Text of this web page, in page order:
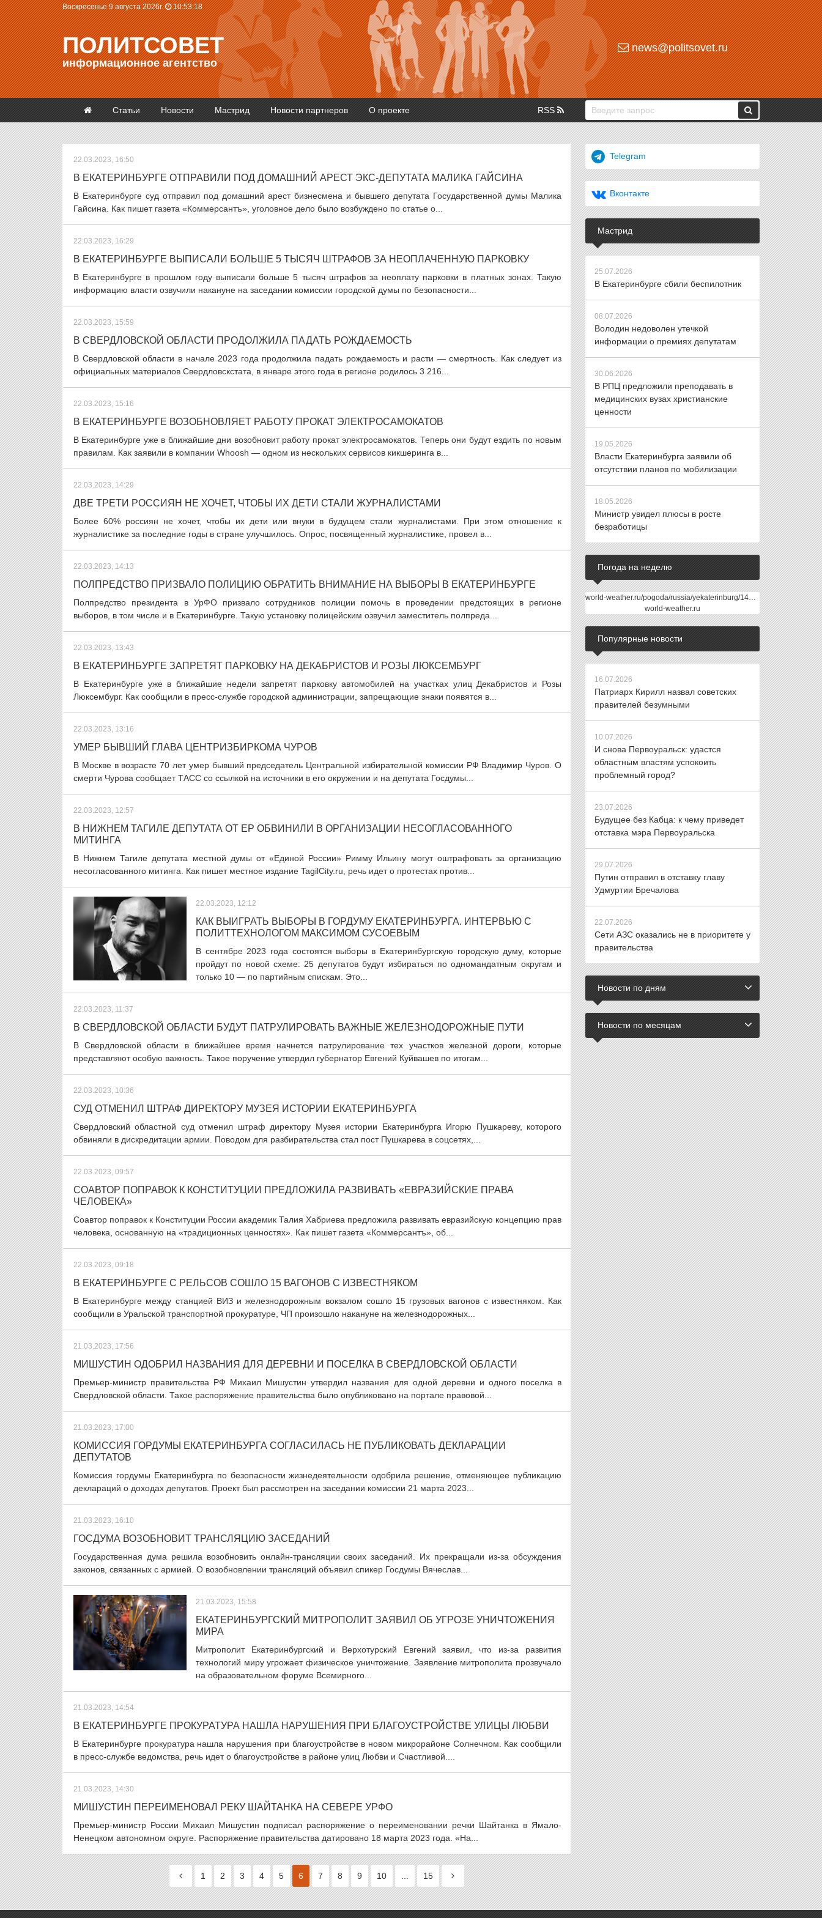
Воскресенье 9 августа 2026г. 10:53:19
ПОЛИТСОВЕТ
информационное агентство
news@politsovet.ru
Статьи Новости Мастрид Новости партнеров О проекте RSS
22.03.2023, 16:50
В ЕКАТЕРИНБУРГЕ ОТПРАВИЛИ ПОД ДОМАШНИЙ АРЕСТ ЭКС-ДЕПУТАТА МАЛИКА ГАЙСИНА
В Екатеринбурге суд отправил под домашний арест бизнесмена и бывшего депутата Государственной думы Малика
Гайсина. Как пишет газета «Коммерсантъ», уголовное дело было возбуждено по статье о...
22.03.2023, 16:29
В ЕКАТЕРИНБУРГЕ ВЫПИСАЛИ БОЛЬШЕ 5 ТЫСЯЧ ШТРАФОВ ЗА НЕОПЛАЧЕННУЮ ПАРКОВКУ
В Екатеринбурге в прошлом году выписали больше 5 тысяч штрафов за неоплату парковки в платных зонах. Такую
информацию власти озвучили накануне на заседании комиссии городской думы по безопасности...
22.03.2023, 15:59
В СВЕРДЛОВСКОЙ ОБЛАСТИ ПРОДОЛЖИЛА ПАДАТЬ РОЖДАЕМОСТЬ
В Свердловской области в начале 2023 года продолжила падать рождаемость и расти — смертность. Как следует из
официальных материалов Свердловскстата, в январе этого года в регионе родилось 3 216...
22.03.2023, 15:16
В ЕКАТЕРИНБУРГЕ ВОЗОБНОВЛЯЕТ РАБОТУ ПРОКАТ ЭЛЕКТРОСАМОКАТОВ
В Екатеринбурге уже в ближайшие дни возобновит работу прокат электросамокатов. Теперь они будут ездить по новым
правилам. Как заявили в компании Whoosh — одном из нескольких сервисов кикшеринга в...
22.03.2023, 14:29
ДВЕ ТРЕТИ РОССИЯН НЕ ХОЧЕТ, ЧТОБЫ ИХ ДЕТИ СТАЛИ ЖУРНАЛИСТАМИ
Более 60% россиян не хочет, чтобы их дети или внуки в будущем стали журналистами. При этом отношение к
журналистике за последние годы в стране улучшилось. Опрос, посвященный журналистике, провел в...
22.03.2023, 14:13
ПОЛПРЕДСТВО ПРИЗВАЛО ПОЛИЦИЮ ОБРАТИТЬ ВНИМАНИЕ НА ВЫБОРЫ В ЕКАТЕРИНБУРГЕ
Полпредство президента в УрФО призвало сотрудников полиции помочь в проведении предстоящих в регионе
выборов, в том числе и в Екатеринбурге. Такую установку полицейским озвучил заместитель полпреда...
22.03.2023, 13:43
В ЕКАТЕРИНБУРГЕ ЗАПРЕТЯТ ПАРКОВКУ НА ДЕКАБРИСТОВ И РОЗЫ ЛЮКСЕМБУРГ
В Екатеринбурге уже в ближайшие недели запретят парковку автомобилей на участках улиц Декабристов и Розы
Люксембург. Как сообщили в пресс-службе городской администрации, запрещающие знаки появятся в...
22.03.2023, 13:16
УМЕР БЫВШИЙ ГЛАВА ЦЕНТРИЗБИРКОМА ЧУРОВ
В Москве в возрасте 70 лет умер бывший председатель Центральной избирательной комиссии РФ Владимир Чуров. О
смерти Чурова сообщает ТАСС со ссылкой на источники в его окружении и на депутата Госдумы...
22.03.2023, 12:57
В НИЖНЕМ ТАГИЛЕ ДЕПУТАТА ОТ ЕР ОБВИНИЛИ В ОРГАНИЗАЦИИ НЕСОГЛАСОВАННОГО
МИТИНГА
В Нижнем Тагиле депутата местной думы от «Единой России» Римму Ильину могут оштрафовать за организацию
несогласованного митинга. Как пишет местное издание TagilCity.ru, речь идет о протестах против...
22.03.2023, 12:12
КАК ВЫИГРАТЬ ВЫБОРЫ В ГОРДУМУ ЕКАТЕРИНБУРГА. ИНТЕРВЬЮ С
ПОЛИТТЕХНОЛОГОМ МАКСИМОМ СУСОЕВЫМ
В сентябре 2023 года состоятся выборы в Екатеринбургскую городскую думу, которые
пройдут по новой схеме: 25 депутатов будут избираться по одномандатным округам и
только 10 — по партийным спискам. Это...
22.03.2023, 11:37
В СВЕРДЛОВСКОЙ ОБЛАСТИ БУДУТ ПАТРУЛИРОВАТЬ ВАЖНЫЕ ЖЕЛЕЗНОДОРОЖНЫЕ ПУТИ
В Свердловской области в ближайшее время начнется патрулирование тех участков железной дороги, которые
представляют особую важность. Такое поручение утвердил губернатор Евгений Куйвашев по итогам...
22.03.2023, 10:36
СУД ОТМЕНИЛ ШТРАФ ДИРЕКТОРУ МУЗЕЯ ИСТОРИИ ЕКАТЕРИНБУРГА
Свердловский областной суд отменил штраф директору Музея истории Екатеринбурга Игорю Пушкареву, которого
обвиняли в дискредитации армии. Поводом для разбирательства стал пост Пушкарева в соцсетях,...
22.03.2023, 09:57
СОАВТОР ПОПРАВОК К КОНСТИТУЦИИ ПРЕДЛОЖИЛА РАЗВИВАТЬ «ЕВРАЗИЙСКИЕ ПРАВА
ЧЕЛОВЕКА»
Соавтор поправок к Конституции России академик Талия Хабриева предложила развивать евразийскую концепцию прав
человека, основанную на «традиционных ценностях». Как пишет газета «Коммерсантъ», об...
22.03.2023, 09:18
В ЕКАТЕРИНБУРГЕ С РЕЛЬСОВ СОШЛО 15 ВАГОНОВ С ИЗВЕСТНЯКОМ
В Екатеринбурге между станцией ВИЗ и железнодорожным вокзалом сошло 15 грузовых вагонов с известняком. Как
сообщили в Уральской транспортной прокуратуре, ЧП произошло накануне на железнодорожных...
21.03.2023, 17:56
МИШУСТИН ОДОБРИЛ НАЗВАНИЯ ДЛЯ ДЕРЕВНИ И ПОСЕЛКА В СВЕРДЛОВСКОЙ ОБЛАСТИ
Премьер-министр правительства РФ Михаил Мишустин утвердил названия для одной деревни и одного поселка в
Свердловской области. Такое распоряжение правительства было опубликовано на портале правовой...
21.03.2023, 17:00
КОМИССИЯ ГОРДУМЫ ЕКАТЕРИНБУРГА СОГЛАСИЛАСЬ НЕ ПУБЛИКОВАТЬ ДЕКЛАРАЦИИ
ДЕПУТАТОВ
Комиссия гордумы Екатеринбурга по безопасности жизнедеятельности одобрила решение, отменяющее публикацию
деклараций о доходах депутатов. Проект был рассмотрен на заседании комиссии 21 марта 2023...
21.03.2023, 16:10
ГОСДУМА ВОЗОБНОВИТ ТРАНСЛЯЦИЮ ЗАСЕДАНИЙ
Государственная дума решила возобновить онлайн-трансляции своих заседаний. Их прекращали из-за обсуждения
законов, связанных с армией. О возобновлении трансляций объявил спикер Госдумы Вячеслав...
21.03.2023, 15:58
ЕКАТЕРИНБУРГСКИЙ МИТРОПОЛИТ ЗАЯВИЛ ОБ УГРОЗЕ УНИЧТОЖЕНИЯ
МИРА
Митрополит Екатеринбургский и Верхотурский Евгений заявил, что из-за развития
технологий миру угрожает физическое уничтожение. Заявление митрополита прозвучало
на образовательном форуме Всемирного...
21.03.2023, 14:54
В ЕКАТЕРИНБУРГЕ ПРОКУРАТУРА НАШЛА НАРУШЕНИЯ ПРИ БЛАГОУСТРОЙСТВЕ УЛИЦЫ ЛЮБВИ
В Екатеринбурге прокуратура нашла нарушения при благоустройстве в новом микрорайоне Солнечном. Как сообщили
в пресс-службе ведомства, речь идет о благоустройстве в районе улиц Любви и Счастливой....
21.03.2023, 14:30
МИШУСТИН ПЕРЕИМЕНОВАЛ РЕКУ ШАЙТАНКА НА СЕВЕРЕ УРФО
Премьер-министр России Михаил Мишустин подписал распоряжение о переименовании речки Шайтанка в Ямало-
Ненецком автономном округе. Распоряжение правительства датировано 18 марта 2023 года. «На...
1 2 3 4 5 6 7 8 9 10 15
Telegram
Вконтакте
Мастрид
25.07.2026
В Екатеринбурге сбили беспилотник
08.07.2026
Володин недоволен утечкой
информации о премиях депутатам
30.06.2026
В РПЦ предложили преподавать в
медицинских вузах христианские
ценности
19.05.2026
Власти Екатеринбурга заявили об
отсутствии планов по мобилизации
18.05.2026
Министр увидел плюсы в росте
безработицы
Погода на неделю
world-weather.ru/pogoda/russia/yekaterinburg/14days/
world-weather.ru
Популярные новости
16.07.2026
Патриарх Кирилл назвал советских
правителей безумными
10.07.2026
И снова Первоуральск: удастся
областным властям успокоить
проблемный город?
23.07.2026
Будущее без Кабца: к чему приведет
отставка мэра Первоуральска
29.07.2026
Путин отправил в отставку главу
Удмуртии Бречалова
22.07.2026
Сети АЗС оказались не в приоритете у
правительства
Новости по дням
Новости по месяцам